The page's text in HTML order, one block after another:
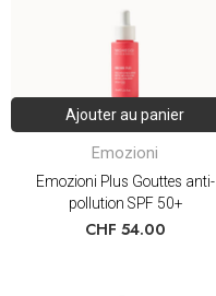
Ajouter au panier
Emozioni
Emozioni Plus Gouttes anti-
pollution SPF 50+
CHF 54.00